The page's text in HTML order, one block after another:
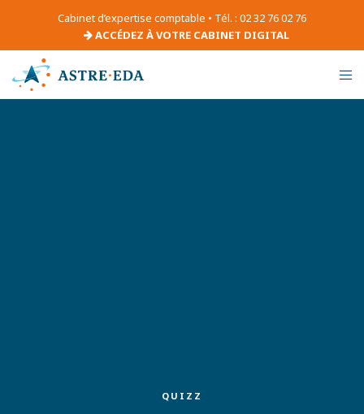
Cabinet d’expertise comptable • Tél. : 02 32 76 02 76
ACCÉDEZ À VOTRE CABINET DIGITAL
QUIZZ